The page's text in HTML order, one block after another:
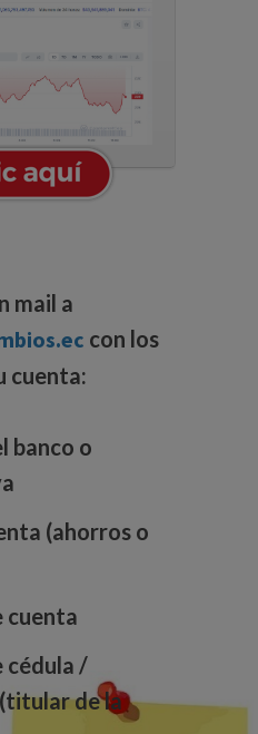
mail a
con los
cuenta:
banco o
(ahorros o
cuenta
cédula /
de la